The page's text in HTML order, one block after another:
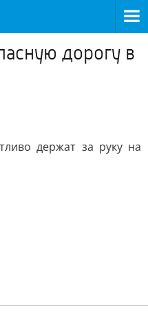
дорогу в
держат за руку на